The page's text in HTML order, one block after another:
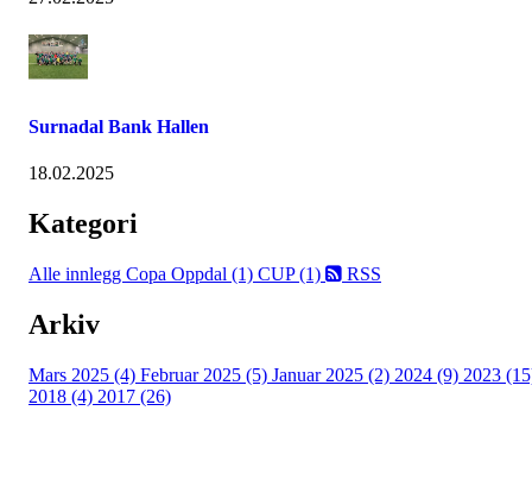
Surnadal Bank Hallen
18.02.2025
Kategori
Alle innlegg Copa Oppdal (1) CUP (1) RSS
Arkiv
Mars 2025 (4) Februar 2025 (5) Januar 2025 (2) 2024 (9) 2023
2018 (4) 2017 (26)